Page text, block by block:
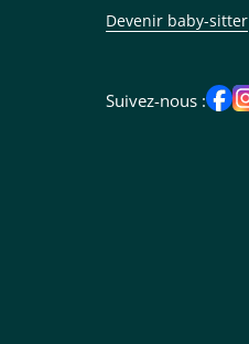
Devenir baby-sitter
Suivez-nous :